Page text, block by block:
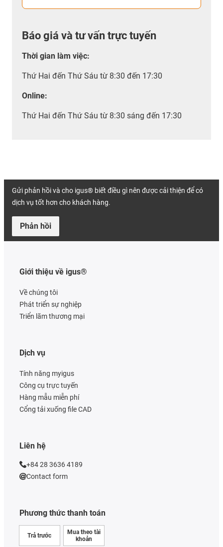
Báo giá và tư vấn trực tuyến
Thời gian làm việc:
Thứ Hai đến Thứ Sáu từ 8:30 đến 17:30
Online:
Thứ Hai đến Thứ Sáu từ 8:30 sáng đến 17:30
Gửi phản hồi và cho igus® biết điều gì nên được cải thiện để có
dịch vụ tốt hơn cho khách hàng.
Phản hồi
Giới thiệu về igus®
Về chúng tôi
Phát triển sự nghiệp
Triển lãm thương mại
Phương thức thanh toán
Trả trước
Mua theo tài
khoản
Dịch vụ
Tính năng myigus
Công cụ trực tuyến
Hàng mẫu miễn phí
Cổng tải xuống file CAD
Liên hệ
+84 28 3636 4189
Contact form